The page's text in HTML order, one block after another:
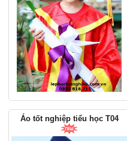
Áo tốt nghiệp tiểu học T04